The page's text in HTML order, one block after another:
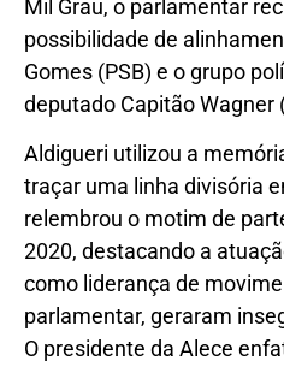
Mil Grau, o parlamentar
possibilidade de
Gomes (PSB) e o grupo
deputado Capitão Wagner
Aldigueri utilizou a
traçar uma linha divisória
relembrou o motim de
2020, destacando a
como liderança de
parlamentar, geraram
O presidente da Alece